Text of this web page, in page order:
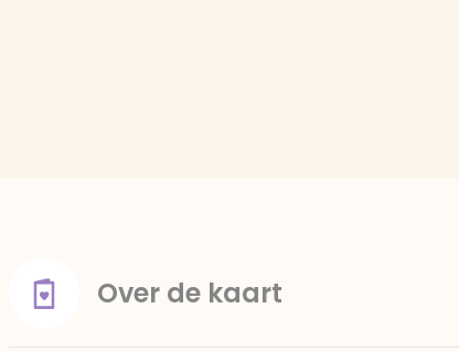
Over de kaart